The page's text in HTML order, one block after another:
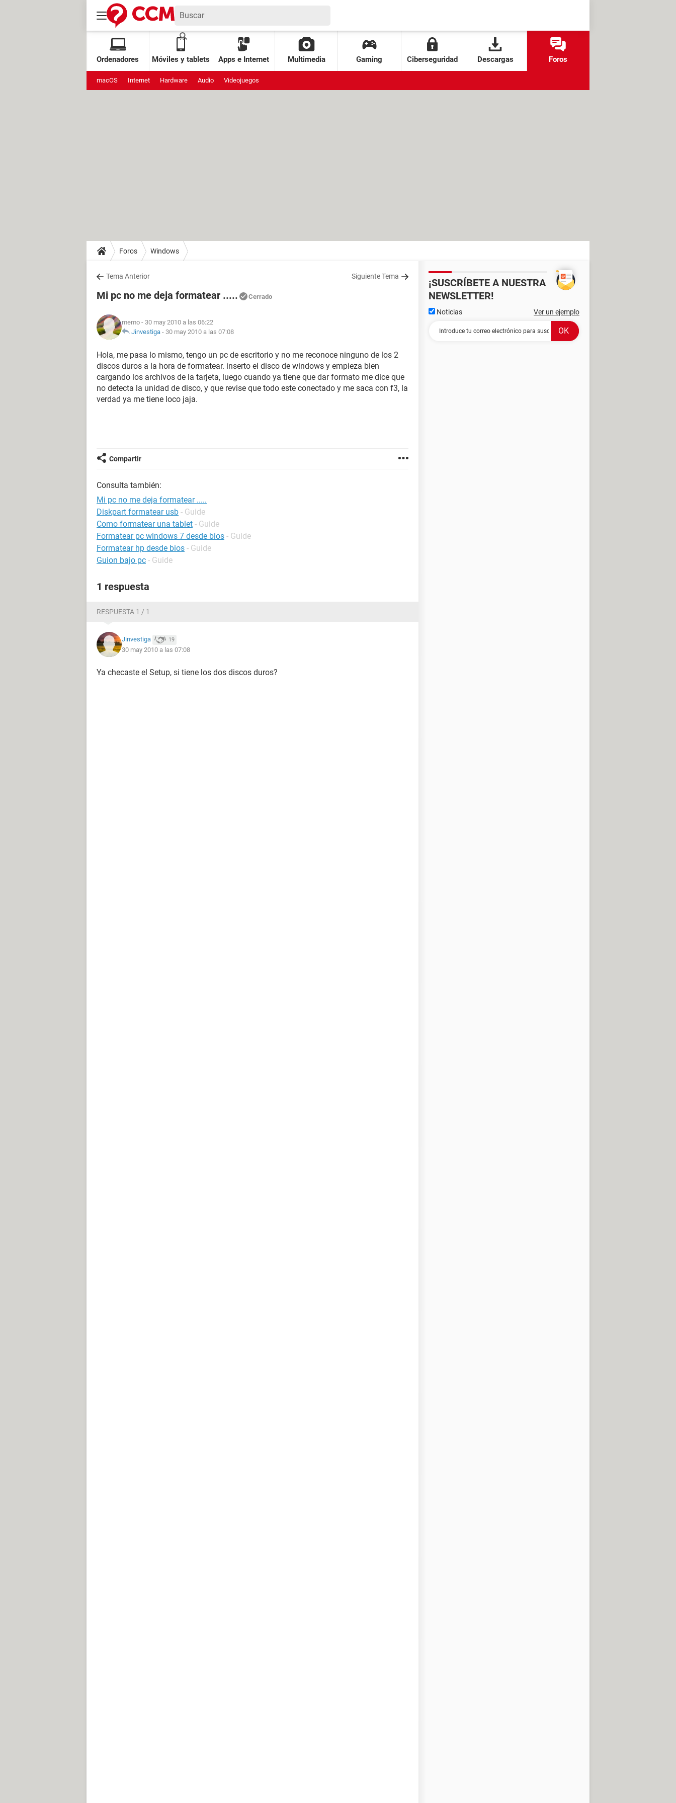
Ordenadores Móviles y tablets Apps e Internet Multimedia Gaming Ciberseguridad Descargas Foros
macOS Internet Hardware Audio Videojuegos
Foros Windows
Tema Anterior Siguiente Tema
Mi pc no me deja formatear ..... Cerrado
memo - 30 may 2010 a las 06:22
Jinvestiga - 30 may 2010 a las 07:08
Hola, me pasa lo mismo, tengo un pc de escritorio y no me reconoce ninguno de los 2
discos duros a la hora de formatear. inserto el disco de windows y empieza bien
cargando los archivos de la tarjeta, luego cuando ya tiene que dar formato me dice que
no detecta la unidad de disco, y que revise que todo este conectado y me saca con f3, la
verdad ya me tiene loco jaja.
Compartir
Consulta también:
Mi pc no me deja formatear .....
Diskpart formatear usb - Guide
Como formatear una tablet - Guide
Formatear pc windows 7 desde bios - Guide
Formatear hp desde bios - Guide
Guion bajo pc - Guide
1 respuesta
RESPUESTA 1 / 1
Jinvestiga 19
30 may 2010 a las 07:08
Ya checaste el Setup, si tiene los dos discos duros?
¡SUSCRÍBETE A NUESTRA
NEWSLETTER!
Noticias Ver un ejemplo